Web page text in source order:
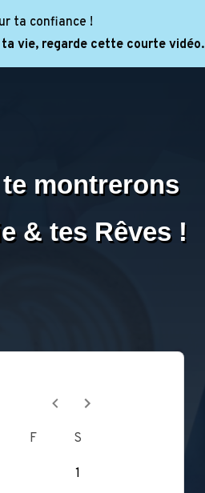
ta confiance !
vie, regarde cette courte vidéo.
montrerons
& tes Rêves !